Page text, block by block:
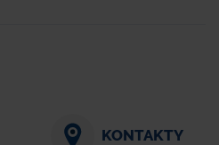
KONTAKTY